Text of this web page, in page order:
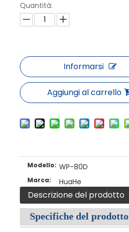
Quantità:
Informarsi
Aggiungi al carrello
Modello: WP-80D
Marca: HuaHe
Descrizione del prodotto
Specifiche del prodotto